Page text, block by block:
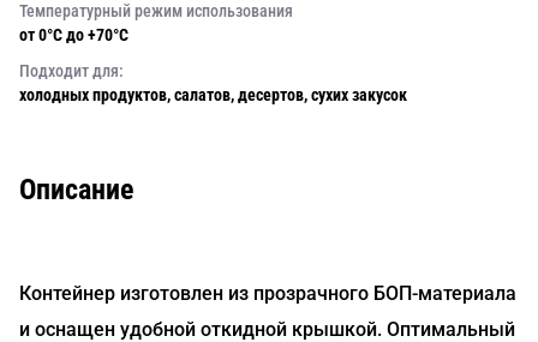
Температурный режим использования
от 0°C до +70°C
Подходит для:
холодных продуктов, салатов, десертов, сухих закусок
Описание
Контейнер изготовлен из прозрачного БОП-материала
и оснащен удобной откидной крышкой. Оптимальный